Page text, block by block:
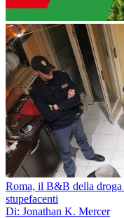
Roma, il B&B della
stupefacenti
Di: Jonathan K. Mercer